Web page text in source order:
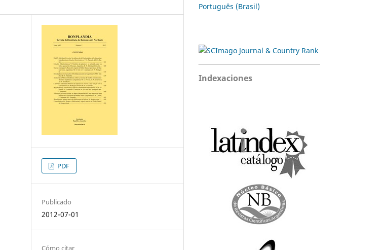
PDF
Publicado
2012-07-01
Cómo citar
Português (Brasil)
Indexaciones